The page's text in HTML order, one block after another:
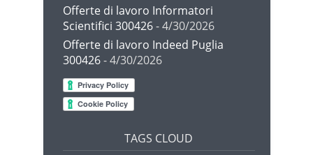
Offerte di lavoro Informatori
Scientifici 300426- 4/30/2026
Offerte di lavoro Indeed Puglia
300426- 4/30/2026
TAGS CLOUD